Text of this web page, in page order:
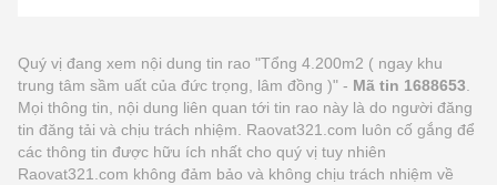
Quý vị đang xem nội dung tin rao "Tổng 4.200m2 ( ngay khu
trung tâm sầm uất của đức trọng, lâm đồng )" - Mã tin 1688653
Mọi thông tin, nội dung liên quan tới tin rao này là do người đăng
tin đăng tải và chịu trách nhiệm. Raovat321.com luôn cố gắng để
các thông tin được hữu ích nhất cho quý vị tuy nhiên
Raovat321.com không đảm bảo và không chịu trách nhiệm về